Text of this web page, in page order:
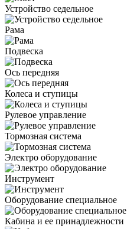
Устройство седельное
Рама
Подвеска
Ось передняя
Колеса и ступицы
Рулевое управление
Тормозная система
Электро оборудование
Инструмент
Оборудование специальное
Кабина и ее принадлежности